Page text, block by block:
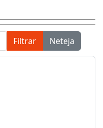
Filtrar Neteja